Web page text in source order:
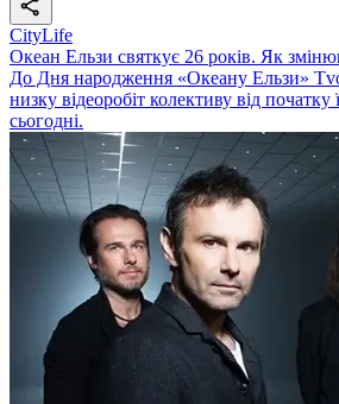
CityLife
Океан Ельзи святкує 26 років. Як
До Дня народження «Океану Ельзи»
низку відеоробіт колективу від початку
сьогодні.